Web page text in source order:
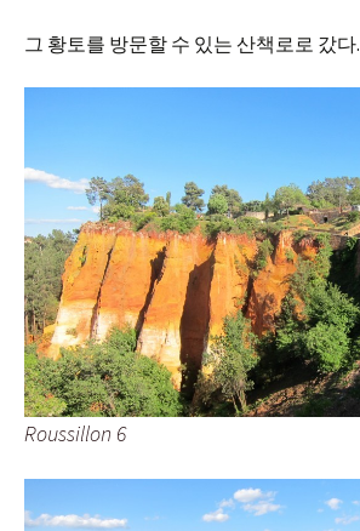
그 황토를 방문할 수 있는 산책로로 갔다.
Roussillon 6